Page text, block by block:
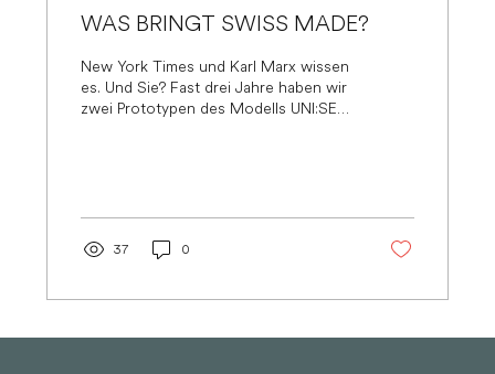
WAS BRINGT SWISS MADE?
New York Times und Karl Marx wissen
es. Und Sie? Fast drei Jahre haben wir
zwei Prototypen des Modells UNI:SEX
37 0